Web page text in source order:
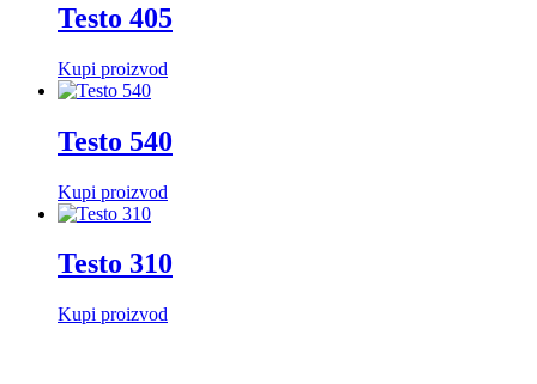
Testo 405
Kupi proizvod
Testo 540
Kupi proizvod
Testo 310
Kupi proizvod